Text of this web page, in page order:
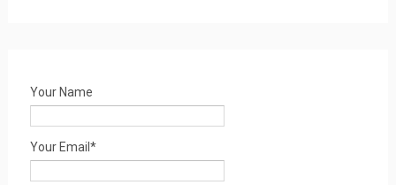
Your Name
Your Email*